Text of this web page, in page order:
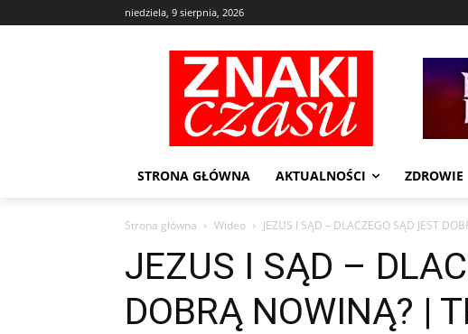
niedziela, 9 sierpnia, 2026
STRONA GŁÓWNA AKTUALNOŚCI ZDROWIE
Strona główna Wideo JEZUS I SĄD – DLACZEGO SĄD JEST
JEZUS I SĄD –
DOBRĄ NOWINĄ? |